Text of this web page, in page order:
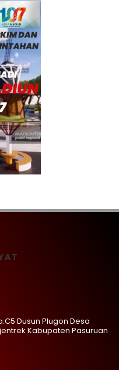
Dusun Plugon Desa
Kabupaten Pasuruan